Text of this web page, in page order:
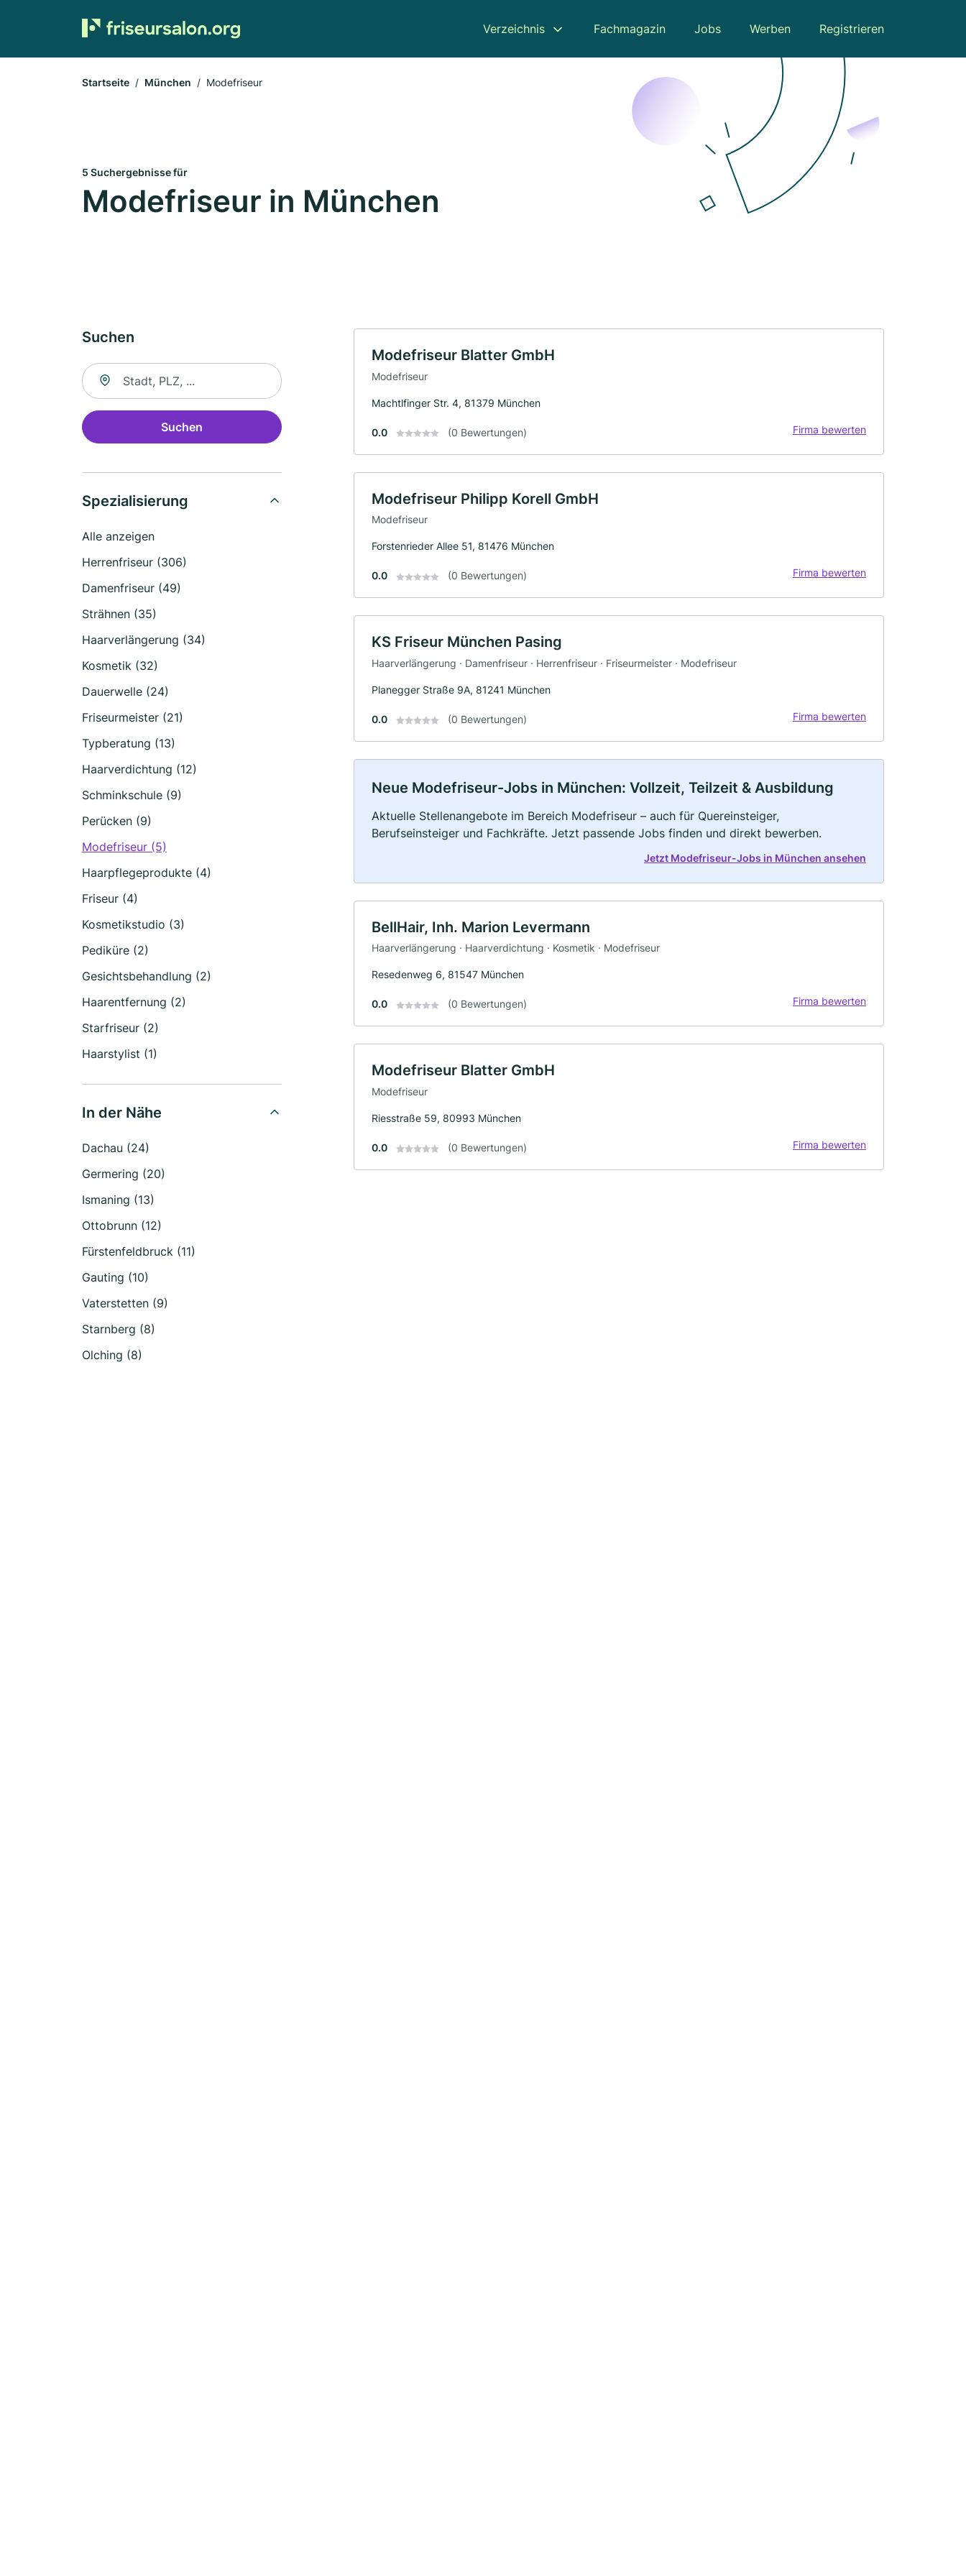
Verzeichnis Fachmagazin Jobs Werben Registrieren
Startseite München Modefriseur
5 Suchergebnisse für
Modefriseur in München
Suchen
Suche nach Ort
Suchen
Spezialisierung
Alle anzeigen
Herrenfriseur (306)
Damenfriseur (49)
Strähnen (35)
Haarverlängerung (34)
Kosmetik (32)
Dauerwelle (24)
Friseurmeister (21)
Typberatung (13)
Haarverdichtung (12)
Schminkschule (9)
Perücken (9)
Modefriseur (5)
Haarpflegeprodukte (4)
Friseur (4)
Kosmetikstudio (3)
Pediküre (2)
Gesichtsbehandlung (2)
Haarentfernung (2)
Starfriseur (2)
Haarstylist (1)
In der Nähe
Dachau (24)
Germering (20)
Ismaning (13)
Ottobrunn (12)
Fürstenfeldbruck (11)
Gauting (10)
Vaterstetten (9)
Starnberg (8)
Olching (8)
Modefriseur Blatter GmbH
Modefriseur
Machtlfinger Str. 4, 81379 München
0.0 (0 Bewertungen) Firma bewerten
Modefriseur Philipp Korell GmbH
Modefriseur
Forstenrieder Allee 51, 81476 München
0.0 (0 Bewertungen) Firma bewerten
KS Friseur München Pasing
Haarverlängerung · Damenfriseur · Herrenfriseur · Friseurmeister · Modefriseur
Planegger Straße 9A, 81241 München
0.0 (0 Bewertungen) Firma bewerten
Neue Modefriseur-Jobs in München: Vollzeit, Teilzeit & Ausbildung
Aktuelle Stellenangebote im Bereich Modefriseur – auch für Quereinsteiger,
Berufseinsteiger und Fachkräfte. Jetzt passende Jobs finden und direkt bewerben.
Jetzt Modefriseur-Jobs in München ansehen
BellHair, Inh. Marion Levermann
Haarverlängerung · Haarverdichtung · Kosmetik · Modefriseur
Resedenweg 6, 81547 München
0.0 (0 Bewertungen) Firma bewerten
Modefriseur Blatter GmbH
Modefriseur
Riesstraße 59, 80993 München
0.0 (0 Bewertungen) Firma bewerten